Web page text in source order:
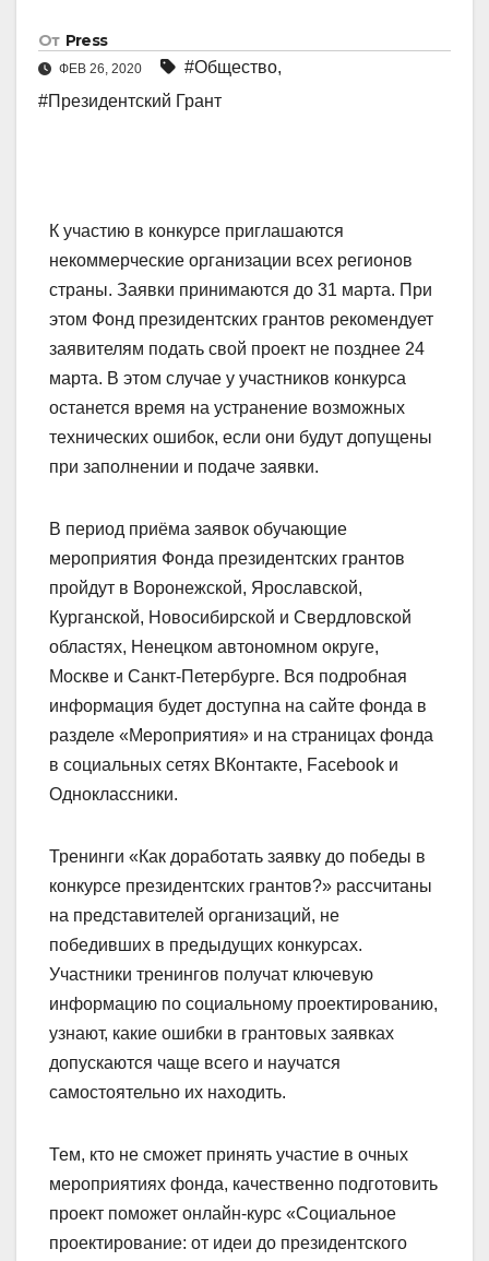
От Press
ФЕВ 26, 2020 #Общество,
#Президентский Грант
К участию в конкурсе приглашаются
некоммерческие организации всех регионов
страны. Заявки принимаются до 31 марта. При
этом Фонд президентских грантов рекомендует
заявителям подать свой проект не позднее 24
марта. В этом случае у участников конкурса
останется время на устранение возможных
технических ошибок, если они будут допущены
при заполнении и подаче заявки.
В период приёма заявок обучающие
мероприятия Фонда президентских грантов
пройдут в Воронежской, Ярославской,
Курганской, Новосибирской и Свердловской
областях, Ненецком автономном округе,
Москве и Санкт-Петербурге. Вся подробная
информация будет доступна на сайте фонда в
разделе «Мероприятия» и на страницах фонда
в социальных сетях ВКонтакте, Facebook и
Одноклассники.
Тренинги «Как доработать заявку до победы в
конкурсе президентских грантов?» рассчитаны
на представителей организаций, не
победивших в предыдущих конкурсах.
Участники тренингов получат ключевую
информацию по социальному проектированию,
узнают, какие ошибки в грантовых заявках
допускаются чаще всего и научатся
самостоятельно их находить.
Тем, кто не сможет принять участие в очных
мероприятиях фонда, качественно подготовить
проект поможет онлайн-курс «Социальное
проектирование: от идеи до президентского